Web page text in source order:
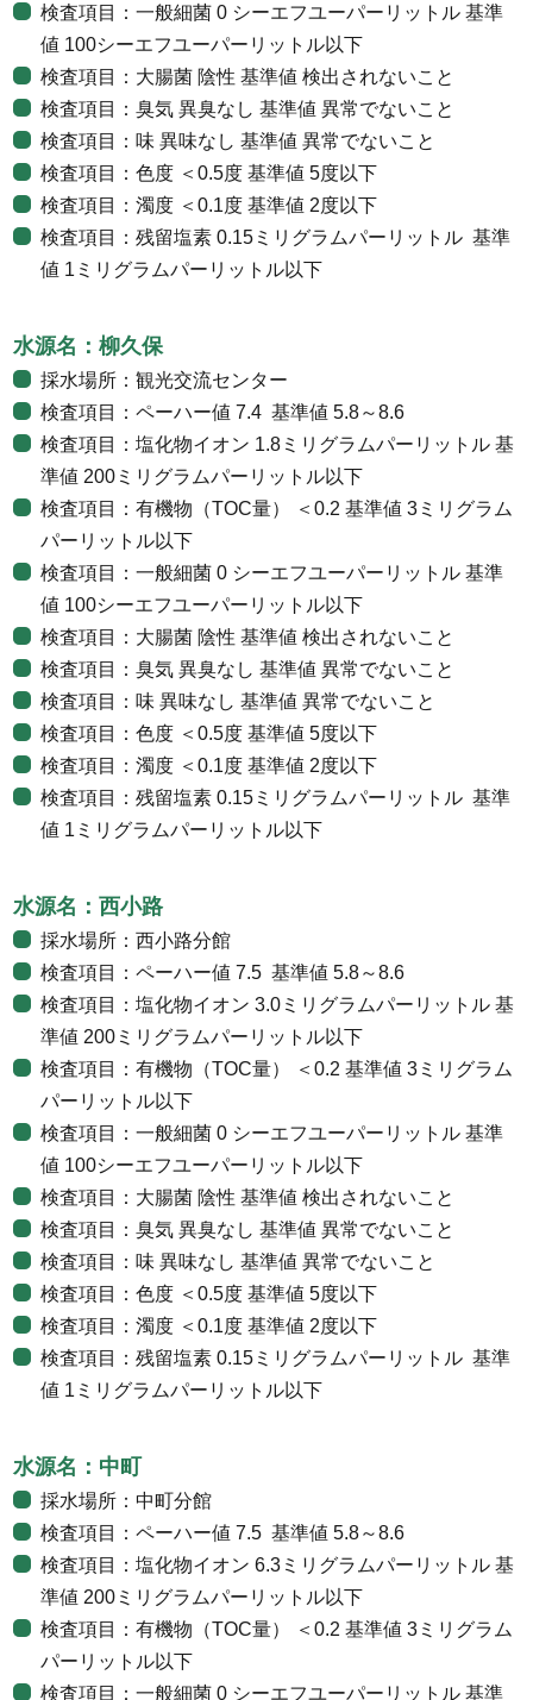
検査項目：一般細菌 0 シーエフユーパーリットル 基準
値 100シーエフユーパーリットル以下
検査項目：大腸菌 陰性 基準値 検出されないこと
検査項目：臭気 異臭なし 基準値 異常でないこと
検査項目：味 異味なし 基準値 異常でないこと
検査項目：色度 ＜0.5度 基準値 5度以下
検査項目：濁度 ＜0.1度 基準値 2度以下
検査項目：残留塩素 0.15ミリグラムパーリットル 基準
値 1ミリグラムパーリットル以下
水源名：柳久保
採水場所：観光交流センター
検査項目：ペーハー値 7.4 基準値 5.8～8.6
検査項目：塩化物イオン 1.8ミリグラムパーリットル 基
準値 200ミリグラムパーリットル以下
検査項目：有機物（TOC量） ＜0.2 基準値 3ミリグラム
パーリットル以下
検査項目：一般細菌 0 シーエフユーパーリットル 基準
値 100シーエフユーパーリットル以下
検査項目：大腸菌 陰性 基準値 検出されないこと
検査項目：臭気 異臭なし 基準値 異常でないこと
検査項目：味 異味なし 基準値 異常でないこと
検査項目：色度 ＜0.5度 基準値 5度以下
検査項目：濁度 ＜0.1度 基準値 2度以下
検査項目：残留塩素 0.15ミリグラムパーリットル 基準
値 1ミリグラムパーリットル以下
水源名：西小路
採水場所：西小路分館
検査項目：ペーハー値 7.5 基準値 5.8～8.6
検査項目：塩化物イオン 3.0ミリグラムパーリットル 基
準値 200ミリグラムパーリットル以下
検査項目：有機物（TOC量） ＜0.2 基準値 3ミリグラム
パーリットル以下
検査項目：一般細菌 0 シーエフユーパーリットル 基準
値 100シーエフユーパーリットル以下
検査項目：大腸菌 陰性 基準値 検出されないこと
検査項目：臭気 異臭なし 基準値 異常でないこと
検査項目：味 異味なし 基準値 異常でないこと
検査項目：色度 ＜0.5度 基準値 5度以下
検査項目：濁度 ＜0.1度 基準値 2度以下
検査項目：残留塩素 0.15ミリグラムパーリットル 基準
値 1ミリグラムパーリットル以下
水源名：中町
採水場所：中町分館
検査項目：ペーハー値 7.5 基準値 5.8～8.6
検査項目：塩化物イオン 6.3ミリグラムパーリットル 基
準値 200ミリグラムパーリットル以下
検査項目：有機物（TOC量） ＜0.2 基準値 3ミリグラム
パーリットル以下
検査項目：一般細菌 0 シーエフユーパーリットル 基準